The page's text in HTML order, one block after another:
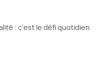
: c'est le défi quotidien